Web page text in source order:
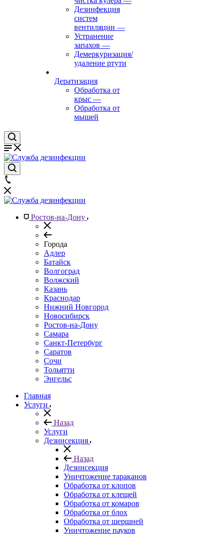
Дезинфекция
систем
вентиляции —
Устранение
запахов —
Демеркуризация/
удаление ртути
Дератизация
Обработка от
крыс —
Обработка от
мышей
Ростов-на-Дону
Города
Адлер
Батайск
Волгоград
Волжский
Казань
Краснодар
Нижний Новгород
Новосибирск
Ростов-на-Дону
Самара
Санкт-Петербург
Саратов
Сочи
Тольятти
Энгельс
Главная
Услуги
Назад
Услуги
Дезинсекция
Назад
Дезинсекция
Уничтожение тараканов
Обработка от клопов
Обработка от клещей
Обработка от комаров
Обработка от блох
Обработка от шершней
Уничтожение пауков